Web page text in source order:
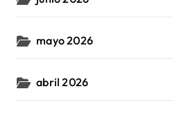
mayo 2026
abril 2026